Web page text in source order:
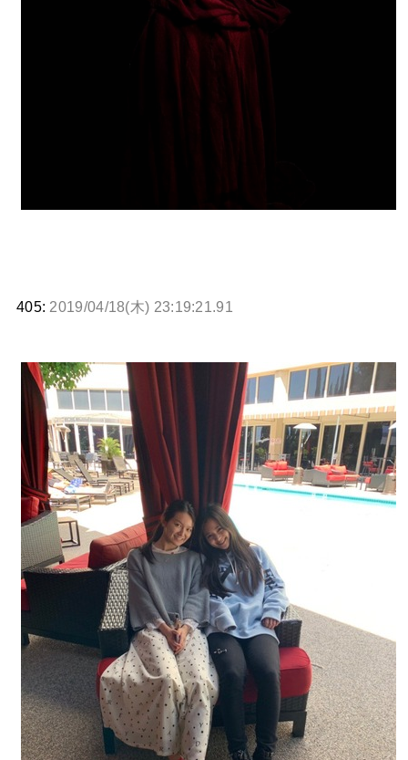
405: 2019/04/18(木) 23:19:21.91